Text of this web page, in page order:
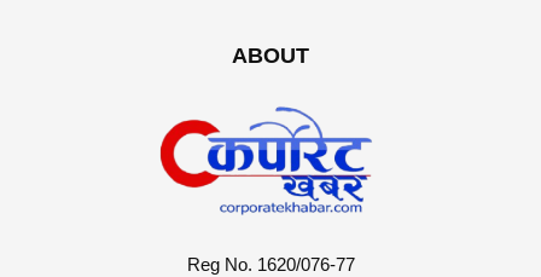
ABOUT
Reg No. 1620/076-77